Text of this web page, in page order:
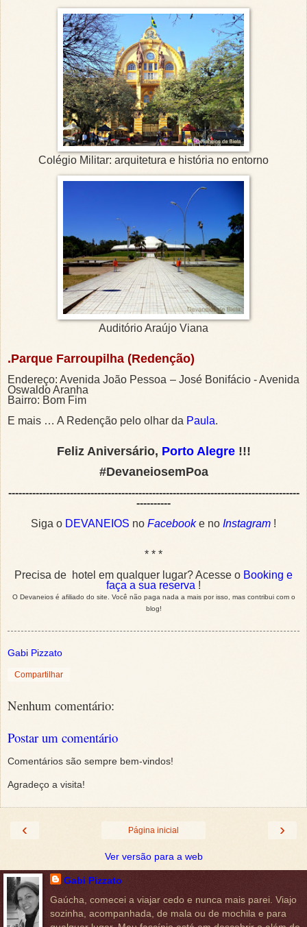
Colégio Militar: arquitetura e história no entorno
Auditório Araújo Viana
.Parque Farroupilha (Redenção)
Endereço: Avenida João Pessoa – José Bonifácio - Avenida
Oswaldo Aranha
Bairro: Bom Fim
E mais … A Redenção pelo olhar da Paula.
Feliz Aniversário, Porto Alegre!!!
#DevaneiosemPoa
-------------------------------------------------------------------------------------
----------
Siga o DEVANEIOS no Facebooke no Instagram !
* * *
Precisa de hotel em qualquer lugar? Acesse o Booking e
faça a sua reserva !
O Devaneios é afiliado do site. Você não paga nada a mais por isso, mas contribui com o
blog!
Gabi Pizzato
Compartilhar
Nenhum comentário:
Postar um comentário
Comentários são sempre bem-vindos!
Agradeço a visita!
‹ ›
Página inicial
Ver versão para a web
Gabi Pizzato
Gaúcha, comecei a viajar cedo e nunca mais parei. Viajo
sozinha, acompanhada, de mala ou de mochila e para